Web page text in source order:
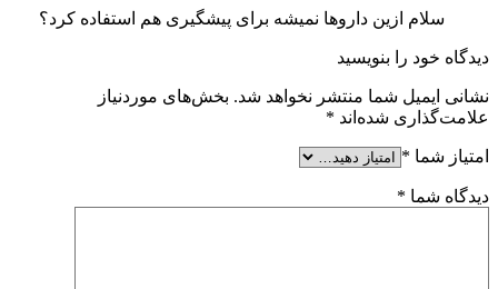
سلام ازین داروها نمیشه برای پیشگیری هم استفاده کرد؟
دیدگاه خود را بنویسید
نشانی ایمیل شما منتشر نخواهد شد. بخش‌های موردنیاز
علامت‌گذاری شده‌اند *
امتیاز شما *
دیدگاه شما *